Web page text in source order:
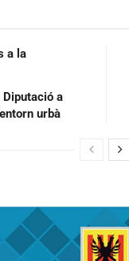
a la
Diputació a
urbà